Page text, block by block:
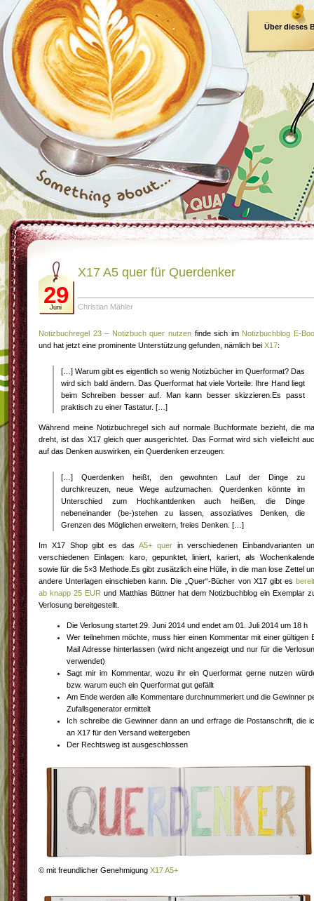
Über dieses
29
Juni
X17 A5 quer für Querdenker
Christian Mähler
Notizbuchregel 23 – Notizbuch quer nutzen finde sich im Notizbuchblog E-
und hat jetzt eine prominente Unterstützung gefunden, nämlich bei X17:
[…] Warum gibt es eigentlich so wenig Notizbücher im Querformat? Das
wird sich bald ändern. Das Querformat hat viele Vorteile: Ihre Hand liegt
beim Schreiben besser auf. Man kann besser skizzieren.Es passt
praktisch zu einer Tastatur. […]
Während meine Notizbuchregel sich auf normale Buchformate bezieht, die
dreht, ist das X17 gleich quer ausgerichtet. Das Format wird sich vielleicht
auf das Denken auswirken, ein Querdenken erzeugen:
[…] Querdenken heißt, den gewohnten Lauf der Dinge zu
durchkreuzen, neue Wege aufzumachen. Querdenken könnte im
Unterschied zum Hochkantdenken auch heißen, die Dinge
nebeneinander (be-)stehen zu lassen, assoziatives Denken, die
Grenzen des Möglichen erweitern, freies Denken. […]
Im X17 Shop gibt es das A5+ querin verschiedenen Einbandvarianten
verschiedenen Einlagen: karo, gepunktet, liniert, kariert, als
sowie für die 5×3 Methode.Es gibt zusätzlich eine Hülle, in die man lose Zettel
andere Unterlagen einschieben kann. Die „Quer“-Bücher von X17 gibt es
ab knapp 25 EUR und Matthias Büttner hat dem Notizbuchblog ein Exemplar
Verlosung bereitgestellt.
Die Verlosung startet 29. Juni 2014 und endet am 01. Juli 2014 um 18 h
Wer teilnehmen möchte, muss hier einen Kommentar mit einer gültigen
Mail Adresse hinterlassen (wird nicht angezeigt und nur für die
verwendet)
Sagt mir im Kommentar, wozu ihr ein Querformat gerne nutzen
bzw. warum euch ein Querformat gut gefällt
Am Ende werden alle Kommentare durchnummeriert und die Gewinner
Zufallsgenerator ermittelt
Ich schreibe die Gewinner dann an und erfrage die Postanschrift, die
an X17 für den Versand weitergeben
Der Rechtsweg ist ausgeschlossen
© mit freundlicher Genehmigung X17 A5+